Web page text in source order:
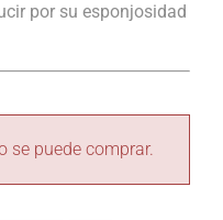
por su esponjosidad
se puede comprar.